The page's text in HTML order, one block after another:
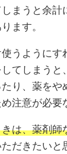
まうと余計
ます。
うようにす
てしまうと
り、薬をや
注意が必要
は、薬剤師
だきたいと